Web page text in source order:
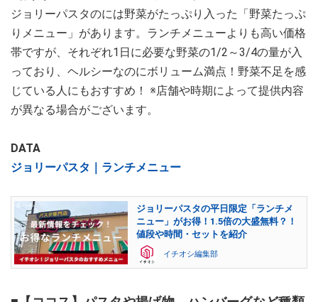
ジョリーパスタのには野菜がたっぷり入った「野菜たっぷ
りメニュー」があります。ランチメニューよりも高い価格
帯ですが、それぞれ1日に必要な野菜の1/2～3/4の量が入
っており、ヘルシーなのにボリューム満点！野菜不足を感
じている人にもおすすめ！ ※店舗や時期によって提供内容
が異なる場合がございます。
DATA
ジョリーパスタ｜ランチメニュー
ジョリーパスタの平日限定「ランチメ
ニュー」がお得！1.5倍の大盛無料？！
値段や時間・セットを紹介
イチオシ編集部